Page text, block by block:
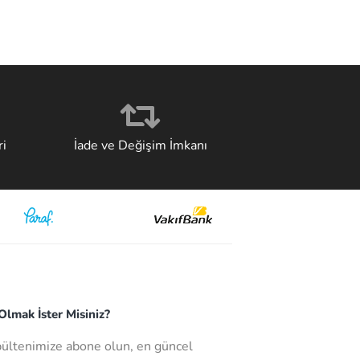
İade ve Değişim İmkanı
İster Misiniz?
abone olun, en güncel